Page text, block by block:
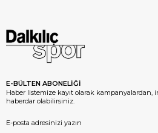
E-BÜLTEN ABONELİĞİ
Haber listemize kayıt olarak
haberdar olabilirsiniz.